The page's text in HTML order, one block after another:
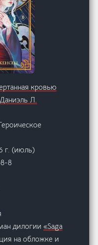
кровью
Даниэль Л.
г. (июль)
8
дилогии«Saga
на обложке и